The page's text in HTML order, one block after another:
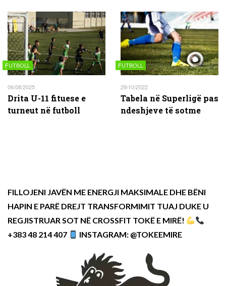
FUTBOLL
06/08/2025
Drita U-11 fituese e
turneut në futboll
FUTBOLL
29/10/2022
Tabela në Superligë pas
ndeshjeve të sotme
FILLOJENI JAVËN ME ENERGJI MAKSIMALE DHE BËNI
HAPIN E PARË DREJT TRANSFORMIMIT TUAJ DUKE U
REGJISTRUAR SOT NË CROSSFIT TOKË E MIRË!
+383 48 214 407
INSTAGRAM: @TOKEEMIRE